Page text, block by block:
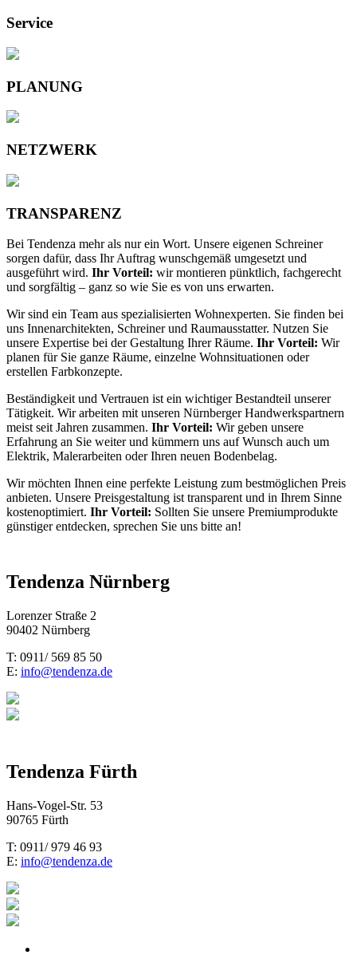
Service
PLANUNG
NETZWERK
TRANSPARENZ
Bei Tendenza mehr als nur ein Wort. Unsere eigenen Schreiner
sorgen dafür, dass Ihr Auftrag wunschgemäß umgesetzt und
ausgeführt wird. Ihr Vorteil: wir montieren pünktlich, fachgerecht
und sorgfältig – ganz so wie Sie es von uns erwarten.
Wir sind ein Team aus spezialisierten Wohnexperten. Sie finden bei
uns Innenarchitekten, Schreiner und Raumausstatter. Nutzen Sie
unsere Expertise bei der Gestaltung Ihrer Räume. Ihr Vorteil: Wir
planen für Sie ganze Räume, einzelne Wohnsituationen oder
erstellen Farbkonzepte.
Beständigkeit und Vertrauen ist ein wichtiger Bestandteil unserer
Tätigkeit. Wir arbeiten mit unseren Nürnberger Handwerkspartnern
meist seit Jahren zusammen. Ihr Vorteil: Wir geben unsere
Erfahrung an Sie weiter und kümmern uns auf Wunsch auch um
Elektrik, Malerarbeiten oder Ihren neuen Bodenbelag.
Wir möchten Ihnen eine perfekte Leistung zum bestmöglichen Preis
anbieten. Unsere Preisgestaltung ist transparent und in Ihrem Sinne
kostenoptimiert. Ihr Vorteil: Sollten Sie unsere Premiumprodukte
günstiger entdecken, sprechen Sie uns bitte an!
Tendenza Nürnberg
Lorenzer Straße 2
90402 Nürnberg
T: 0911/ 569 85 50
E: info@tendenza.de
Tendenza Fürth
Hans-Vogel-Str. 53
90765 Fürth
T: 0911/ 979 46 93
E: info@tendenza.de